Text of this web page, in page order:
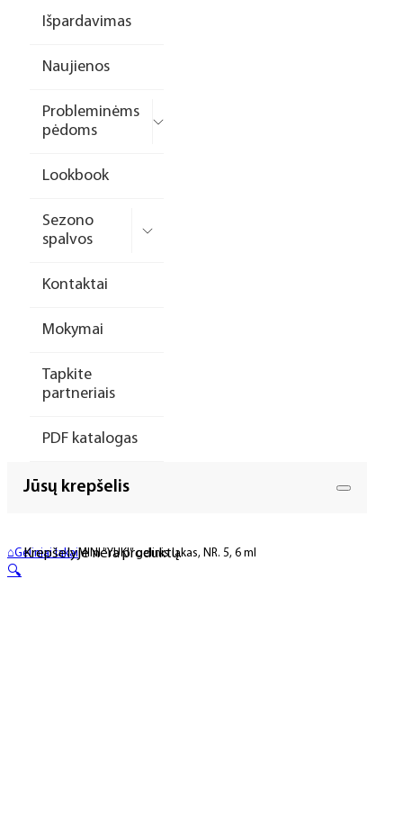
Išpardavimas
Naujienos
Probleminėms
pėdoms
Lookbook
Sezono
spalvos
Kontaktai
Mokymai
Tapkite
partneriais
PDF katalogas
Jūsų krepšelis
Krepšelyje nėra produktų.
⌂Geliniai lakaiMINI “YUKI” gelinis lakas, NR. 5, 6 ml
🔍